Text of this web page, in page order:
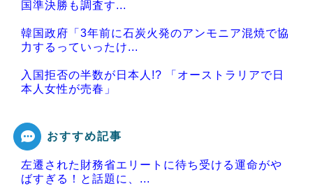
国準決勝も調査す...
韓国政府「3年前に石炭火発のアンモニア混焼で協
力するっていったけ...
入国拒否の半数が日本人!? 「オーストラリアで日
本人女性が売春」
Powered by livedoor 相互RSS
おすすめ記事
左遷された財務省エリートに待ち受ける運命がや
ばすぎる！と話題に、...